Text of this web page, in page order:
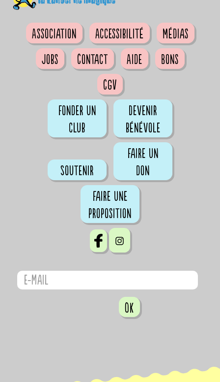
Association Accessibilité
Médias
Jobs
Contact Aide
Bons
CGV
Fonder un
club
Devenir
bénévole
Soutenir
Faire un
don
Faire une
proposition
OK